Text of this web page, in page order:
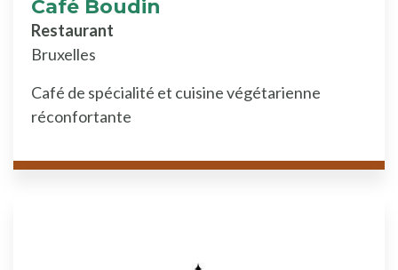
Café Boudin
Restaurant
Bruxelles
Café de spécialité et cuisine végétarienne
réconfortante